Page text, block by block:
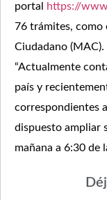
portal https://
76 trámites, como
Ciudadano (MAC).
“Actualmente
país y
correspondientes
dispuesto ampliar
mañana a 6:30 de